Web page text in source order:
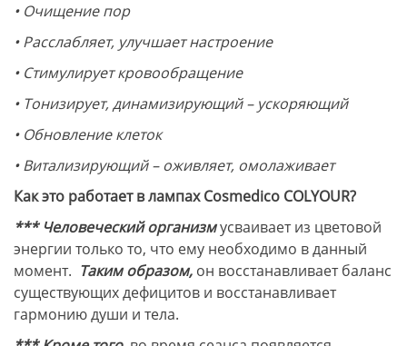
• Очищение пор
• Расслабляет, улучшает настроение
• Стимулирует кровообращение
• Тонизирует, динамизирующий – ускоряющий
• Обновление клеток
• Витализирующий – оживляет, омолаживает
Как это работает в лампах Cosmedico COLYOUR?
*** Человеческий организмусваивает из цветовой
энергии только то, что ему необходимо в данный
момент. Таким образом, он восстанавливает баланс
существующих дефицитов и восстанавливает
гармонию души и тела.